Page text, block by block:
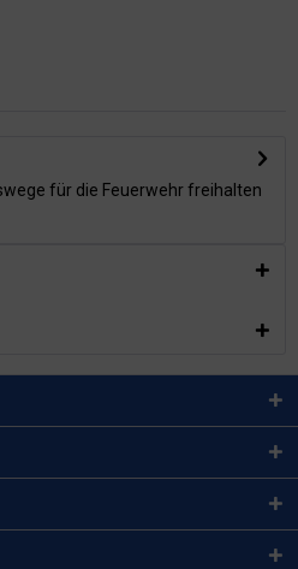
für die Feuerwehr freihalten